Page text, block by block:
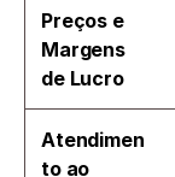
Preços e
Margens
de Lucro
Atendimen
to ao